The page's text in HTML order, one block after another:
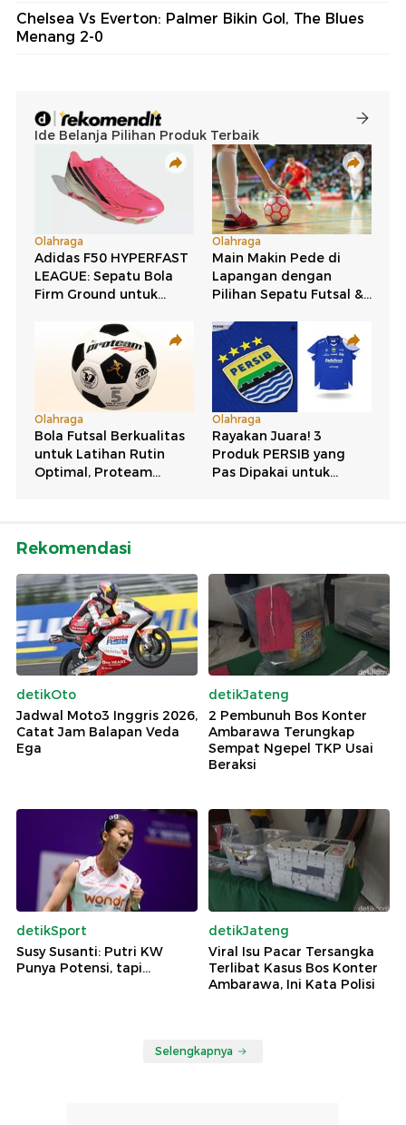
Chelsea Vs Everton: Palmer Bikin Gol, The Blues
Menang 2-0
Rekomendasi
detikOto
Jadwal Moto3 Inggris 2026,
Catat Jam Balapan Veda
Ega
detikJateng
2 Pembunuh Bos Konter
Ambarawa Terungkap
Sempat Ngepel TKP Usai
Beraksi
detikSport
Susy Susanti: Putri KW
Punya Potensi, tapi...
detikJateng
Viral Isu Pacar Tersangka
Terlibat Kasus Bos Konter
Ambarawa, Ini Kata Polisi
Selengkapnya